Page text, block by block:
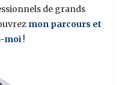
de grands
mon parcours et
moi !